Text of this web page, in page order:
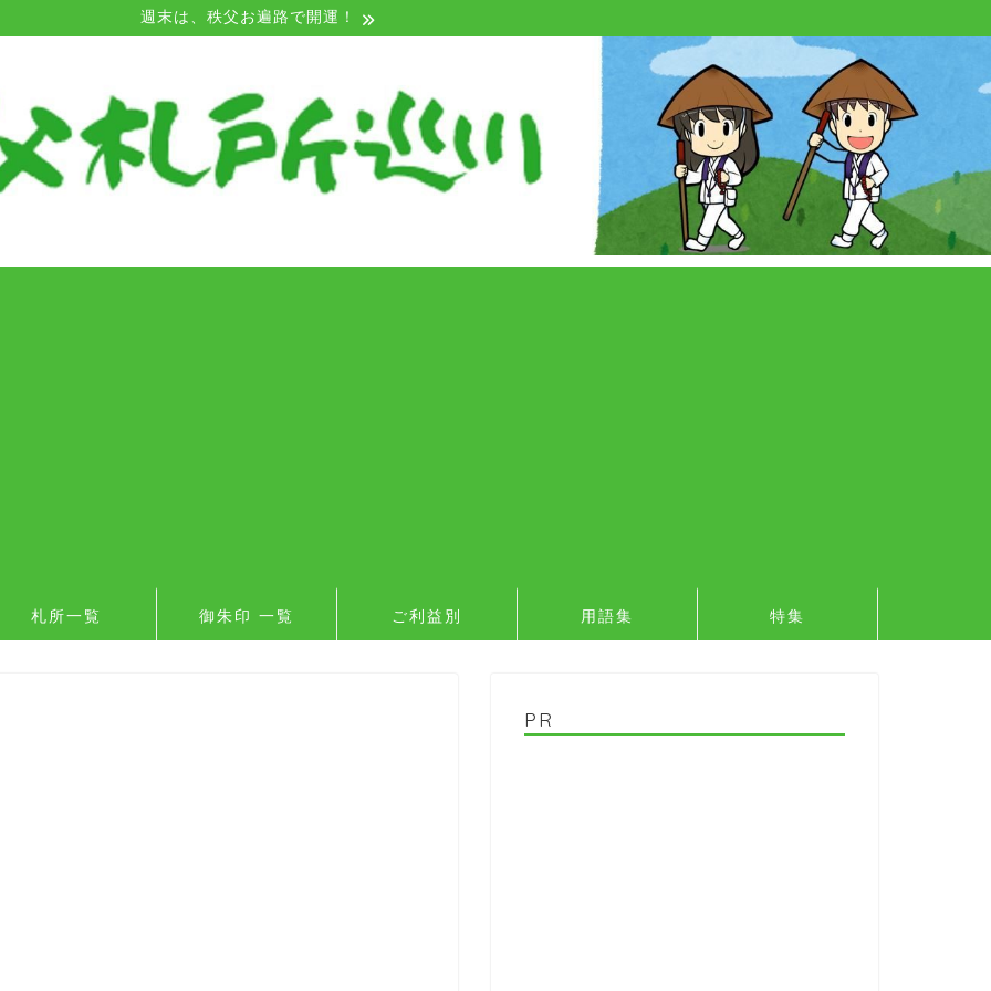
週末は、秩父お遍路で開運！
札所一覧 御朱印 一覧 ご利益別 用語集 特集
PR